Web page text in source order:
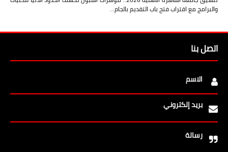
والبرامج مع اقتراب فتح باب التقديم بالجام…
اتصل بنا
الاسم
بريد إلكتروني
رسالة